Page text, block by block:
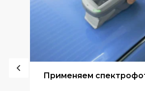
Применяем